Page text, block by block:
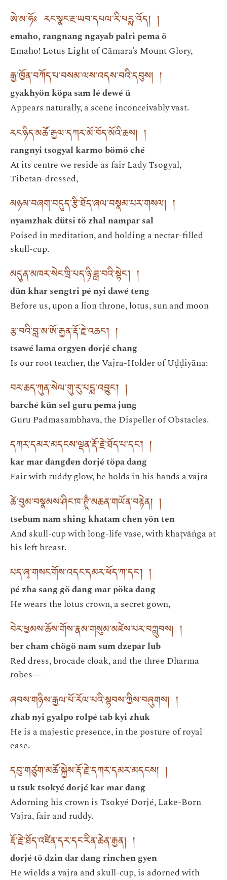
ཨེ་མ་ཧོཿ རང་སྣང་རྔ་ཡབ་དཔལ་རི་པདྨ་འོད། །
emaho, rangnang ngayab palri pema ö
Emaho! Lotus Light of Cāmara’s Mount Glory,
རྒྱ་ཁྱོན་བཀོད་པ་བསམ་ལས་འདས་བའི་དབུས། །
gyakhyön köpa sam lé dewé ü
Appears naturally, a scene inconceivably vast.
རང་ཉིད་མཚོ་རྒྱལ་དཀར་མོ་བོད་མོའི་ཆས། །
rangnyi tsogyal karmo bömö ché
At its centre we reside as fair Lady Tsogyal,
Tibetan-dressed,
མཉམ་བཞག་བདུད་རྩི་ཐོད་ཞལ་བསྣམ་པར་གསལ། །
nyamzhak dütsi tö zhal nampar sal
Poised in meditation, and holding a nectar-filled
skull-cup.
མདུན་མཁར་སེང་ཁྲི་པད་ཉི་ཟླ་བའི་སྟེང་། །
dün khar sengtri pé nyi dawé teng
Before us, upon a lion throne, lotus, sun and moon
རྩ་བའི་བླ་མ་ཨོ་རྒྱན་རྡོ་རྗེ་འཆང་། །
tsawé lama orgyen dorjé chang
Is our root teacher, the Vajra-Holder of Uḍḍiyāna:
བར་ཆད་ཀུན་སེལ་གུ་རུ་པདྨ་འབྱུང་། །
barché kün sel guru pema jung
Guru Padmasambhava, the Dispeller of Obstacles.
དཀར་དམར་མདངས་ལྡན་རྡོ་རྗེ་ཐོད་པ་དང་། །
kar mar dangden dorjé töpa dang
Fair with ruddy glow, he holds in his hands a vajra
ཚེ་བུམ་བསྣམས་ཤིང་ཁ་ཊྭཱྃ་མཆན་གཡོན་བརྟེན། །
tsebum nam shing khatam chen yön ten
And skull-cup with long-life vase, with khaṭvāṅga at
his left breast.
པད་ཞྭ་གསང་གོས་འདང་དམར་ཕོད་ཀ་དང་། །
pé zha sang gö dang mar pöka dang
He wears the lotus crown, a secret gown,
བེར་ཕྱམས་ཆོས་གོས་རྣམ་གསུམ་མཛེས་པར་བཀླུབས། །
ber cham chögö nam sum dzepar lub
Red dress, brocade cloak, and the three Dharma
robes—
ཞབས་གཉིས་རྒྱལ་པོ་རོལ་པའི་སྟབས་ཀྱིས་བཞུགས། །
zhab nyi gyalpo rolpé tab kyi zhuk
He is a majestic presence, in the posture of royal
ease.
དབུ་གཙུག་མཚོ་སྐྱེས་རྡོ་རྗེ་དཀར་དམར་མདངས། །
u tsuk tsokyé dorjé kar mar dang
Adorning his crown is Tsokyé Dorjé, Lake-Born
Vajra, fair and ruddy.
རྡོ་རྗེ་ཐོད་འཛིན་དར་དང་རིན་ཆེན་རྒྱན། །
dorjé tö dzin dar dang rinchen gyen
He wields a vajra and skull-cup, is adorned with